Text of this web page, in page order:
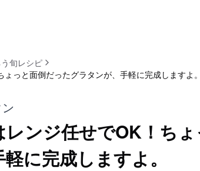
旬レシピ
っと面倒だったグラタンが、手軽に完成しますよ。
ンジ任せでOK！ち
に完成しますよ。